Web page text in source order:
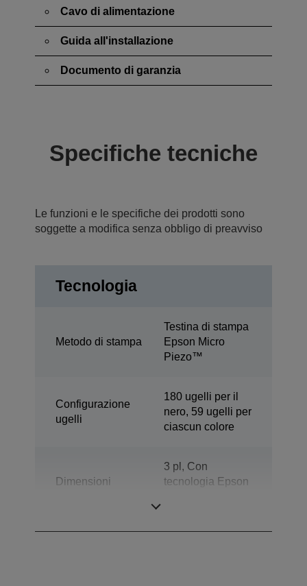
Cavo di alimentazione
Guida all'installazione
Documento di garanzia
Specifiche tecniche
Le funzioni e le specifiche dei prodotti sono
soggette a modifica senza obbligo di preavviso
Tecnologia
Metodo di stampa
Testina di stampa
Epson Micro
Piezo™
Configurazione
ugelli
180 ugelli per il
nero, 59 ugelli per
ciascun colore
Dimensioni
3 pl, Con
tecnologia Epson